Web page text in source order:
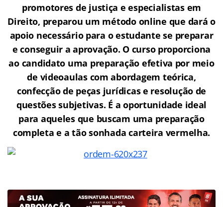
promotores de justiça e especialistas em
Direito, preparou um método online que dará o
apoio necessário para o estudante se preparar
e conseguir a aprovação. O curso proporciona
ao candidato uma preparação efetiva por meio
de videoaulas com abordagem teórica,
confecção de peças jurídicas e resolução de
questões subjetivas. É a oportunidade ideal
para aqueles que buscam uma preparação
completa e a tão sonhada carteira vermelha.